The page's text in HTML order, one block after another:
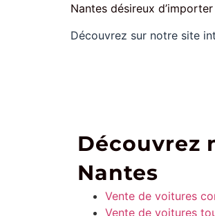
Nantes désireux
Découvrez sur notre site
Découvrez
Nantes
Vente de voitures
Vente de voitures